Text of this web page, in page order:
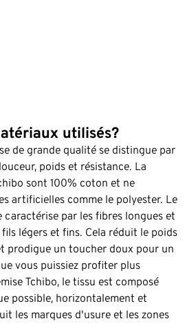
utilisés?
de grande qualité se distingue par
poids et résistance. La
sont 100% coton et ne
artificielles comme le polyester. Le
par les fibres longues et
légers et fins. Cela réduit le poids
prodigue un toucher doux pour un
vous puissiez profiter plus
Tchibo, le tissu est composé
possible, horizontalement et
les marques d'usure et les zones